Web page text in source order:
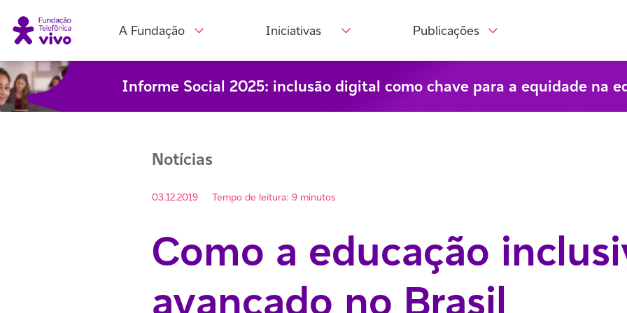
Informe Social 2025: inclusão digital como chave para a equidade na
A Fundação Iniciativas Publicações
Notícias
03.12.2019 Tempo de leitura: 9 minutos
Como a educação
avançado no Brasil